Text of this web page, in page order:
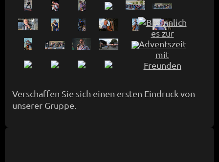
Verschaffen Sie sich einen ersten Eindruck von
unserer Gruppe.